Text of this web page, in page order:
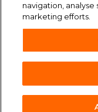
navigation, analyse
marketing efforts.